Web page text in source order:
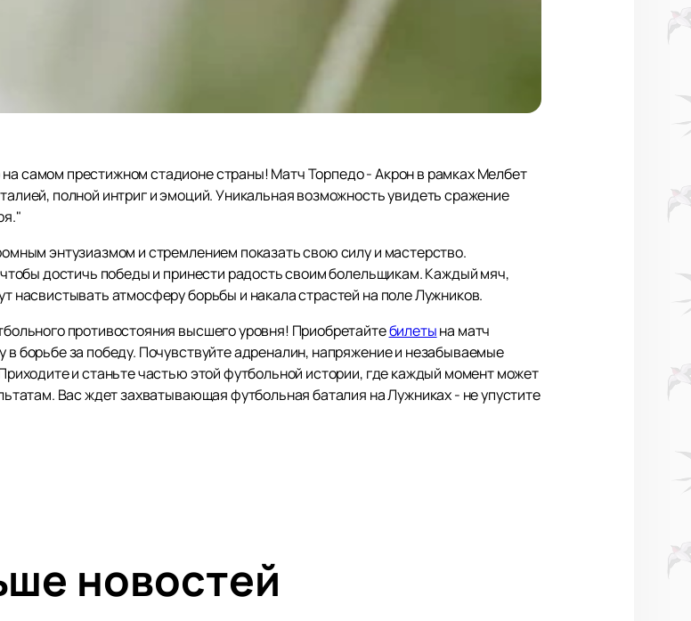
самом престижном стадионе страны! Матч Торпедо - Акрон в рамках Мелбет
полной интриг и эмоций. Уникальная возможность увидеть сражение
энтузиазмом и стремлением показать свою силу и мастерство.
достичь победы и принести радость своим болельщикам. Каждый мяч,
насвистывать атмосферу борьбы и накала страстей на поле Лужников.
противостояния высшего уровня! Приобретайтебилетына матч
борьбе за победу. Почувствуйте адреналин, напряжение и незабываемые
и станьте частью этой футбольной истории, где каждый момент может
Вас ждет захватывающая футбольная баталия на Лужниках - не упустите
новостей